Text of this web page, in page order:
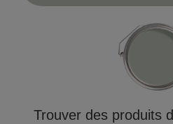
Trouver des produits